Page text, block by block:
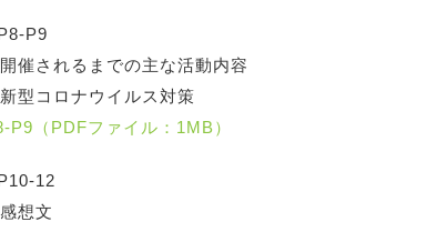
P9
開催されるまでの主な活動内容
新型コロナウイルス対策
P9（PDFファイル：1MB）
12
感想文